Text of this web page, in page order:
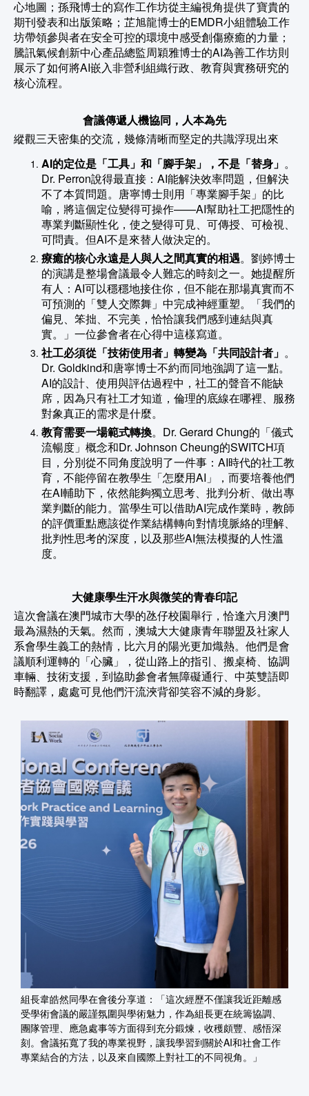
心地圖；孫飛博士的寫作工作坊從主編視角提供了寶貴的
期刊發表和出版策略；芷旭龍博士的EMDR小組體驗工作
坊帶領參與者在安全可控的環境中感受創傷療癒的力量；
騰訊氣候創新中心產品總監周穎雅博士的AI為善工作坊則
展示了如何將AI嵌入非營利組織行政、教育與實務研究的
核心流程。
會議傳遞人機協同，人本為先
縱觀三天密集的交流，幾條清晰而堅定的共識浮現出來
AI的定位是「工具」和「腳手架」，不是「替身」 。
Dr. Perron說得最直接：AI能解決效率問題，但解決
不了本質問題。唐寧博士則用「專業腳手架」的比
喻，將這個定位變得可操作——AI幫助社工把隱性的
專業判斷顯性化，使之變得可見、可傳授、可檢視、
可問責。但AI不是來替人做決定的。
療癒的核心永遠是人與人之間真實的相遇。劉婷博士
的演講是整場會議最令人難忘的時刻之一。她提醒所
有人：AI可以穩穩地接住你，但不能在那場真實而不
可預測的「雙人交際舞」中完成神經重塑。「我們的
偏見、笨拙、不完美，恰恰讓我們感到連結與真
實。」一位參會者在心得中這樣寫道。
社工必須從「技術使用者」轉變為「共同設計者」 。
Dr. Goldkind和唐寧博士不約而同地強調了這一點。
AI的設計、使用與評估過程中，社工的聲音不能缺
席，因為只有社工才知道，倫理的底線在哪裡、服務
對象真正的需求是什麼。
教育需要一場範式轉換。Dr. Gerard Chung的「儀式
流暢度」概念和Dr. Johnson Cheung的SWITCH項
目，分別從不同角度說明了一件事：AI時代的社工教
育，不能停留在教學生「怎麼用AI」，而要培養他們
在AI輔助下，依然能夠獨立思考、批判分析、做出專
業判斷的能力。當學生可以借助AI完成作業時，教師
的評價重點應該從作業結構轉向對情境脈絡的理解、
批判性思考的深度，以及那些AI無法模擬的人性溫
度。
大健康學生汗水與微笑的青春印記
這次會議在澳門城市大學的氹仔校園舉行，恰逢六月澳門
最為濕熱的天氣。然而，澳城大大健康青年聯盟及社家人
系會學生義工的熱情，比六月的陽光更加熾熱。 他們是會
議順利運轉的「心臟」，從山路上的指引、搬桌椅、協調
車輛、技術支援，到協助參會者無障礙通行、中英雙語即
時翻譯，處處可見他們汗流浹背卻笑容不減的身影。
組長韋皓然同學在會後分享道：「這次經歷不僅讓我近距離感
受學術會議的嚴謹氛圍與學術魅力，作為組長更在統籌協調、
團隊管理、應急處事等方面得到充分鍛煉，收穫頗豐、感悟深
刻。會議拓寬了我的專業視野，讓我學習到關於AI和社會工作
專業結合的方法，以及來自國際上對社工的不同視角。」